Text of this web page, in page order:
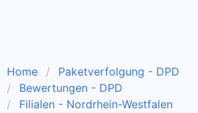
Home
Paketverfolgung - DPD
Bewertungen - DPD
Filialen - Nordrhein-Westfalen